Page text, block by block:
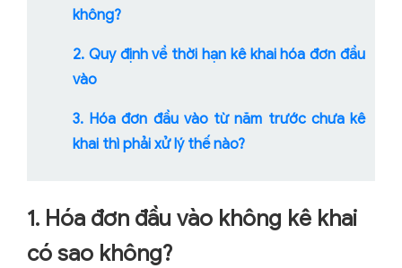
không?
2. Quy định về thời hạn kê khai hóa đơn đầu
vào
3. Hóa đơn đầu vào từ năm trước chưa kê
khai thì phải xử lý thế nào?
1. Hóa đơn đầu vào không kê khai
có sao không?